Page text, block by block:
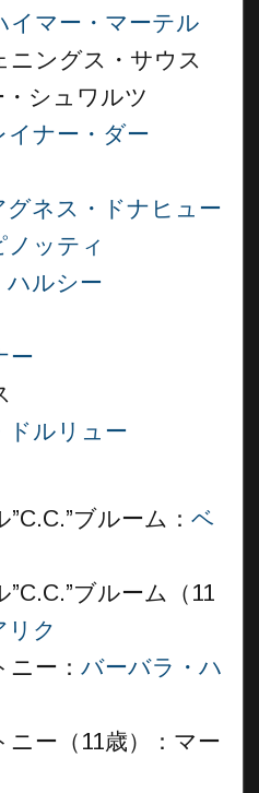
イマー・マーテル
ニングス・サウス
シュワルツ
イナー・ダー
グネス・ドナヒュー
ノッティ
ハルシー
ー
ドルリュー
ブルーム： ベ
ブルーム（11
リク
ー： バーバラ・ハ
ー（11歳）：マー